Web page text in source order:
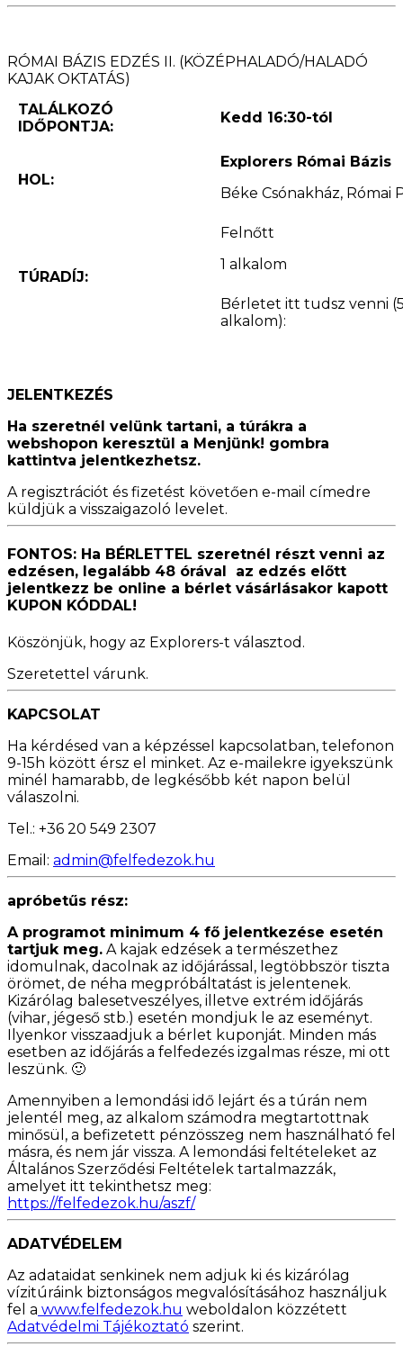
RÓMAI BÁZIS EDZÉS II. (KÖZÉPHALADÓ/HALADÓ
KAJAK OKTATÁS)
TALÁLKOZÓ
IDŐPONTJA:
Kedd 16:30-tól
HOL:
Explorers Római Bázis
Béke Csónakház, Római
TÚRADÍJ:
Felnőtt
1 alkalom
Bérletet itt tudsz venni
alkalom):
JELENTKEZÉS
Ha szeretnél velünk tartani, a túrákra a
webshopon keresztül a Menjünk! gombra
kattintva jelentkezhetsz.
A regisztrációt és fizetést követően e-mail címedre
küldjük a visszaigazoló levelet.
FONTOS: Ha BÉRLETTEL szeretnél részt venni az
edzésen, legalább 48 órával az edzés előtt
jelentkezz be online a bérlet vásárlásakor kapott
KUPON KÓDDAL!
Köszönjük, hogy az Explorers-t választod.
Szeretettel várunk.
KAPCSOLAT
Ha kérdésed van a képzéssel kapcsolatban, telefonon
9-15h között érsz el minket. Az e-mailekre igyekszünk
minél hamarabb, de legkésőbb két napon belül
válaszolni.
Tel.: +36 20 549 2307
Email: admin@felfedezok.hu
apróbetűs rész:
A programot minimum 4 fő jelentkezése esetén
tartjuk meg. A kajak edzések a természethez
idomulnak, dacolnak az időjárással, legtöbbször tiszta
örömet, de néha megpróbáltatást is jelentenek.
Kizárólag balesetveszélyes, illetve extrém időjárás
(vihar, jégeső stb.) esetén mondjuk le az eseményt.
Ilyenkor visszaadjuk a bérlet kuponját. Minden más
esetben az időjárás a felfedezés izgalmas része, mi ott
leszünk. 🙂
Amennyiben a lemondási idő lejárt és a túrán nem
jelentél meg, az alkalom számodra megtartottnak
minősül, a befizetett pénzösszeg nem használható fel
másra, és nem jár vissza. A lemondási feltételeket az
Általános Szerződési Feltételek tartalmazzák,
amelyet itt tekinthetsz meg:
https://felfedezok.hu/aszf/
ADATVÉDELEM
Az adataidat senkinek nem adjuk ki és kizárólag
vízitúráink biztonságos megvalósításához használjuk
fel a www.felfedezok.hu weboldalon közzétett
Adatvédelmi Tájékoztató szerint.